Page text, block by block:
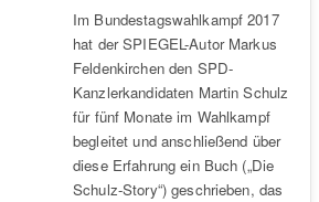
Im Bundestagswahlkampf 2017
hat der SPIEGEL-Autor Markus
Feldenkirchen den SPD-
Kanzlerkandidaten Martin Schulz
für fünf Monate im Wahlkampf
begleitet und anschließend über
diese Erfahrung ein Buch („Die
Schulz-Story“) geschrieben, das